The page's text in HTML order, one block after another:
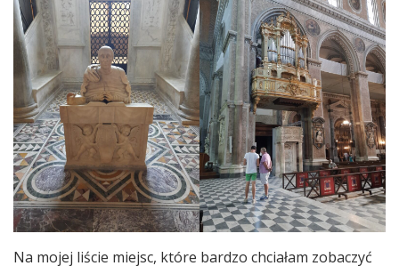
Na mojej liście miejsc, które bardzo chciałam zobaczyć